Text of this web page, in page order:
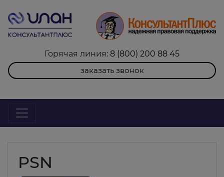
Горячая линия: 8 (800) 200 88 45
заказать звонок
PSN